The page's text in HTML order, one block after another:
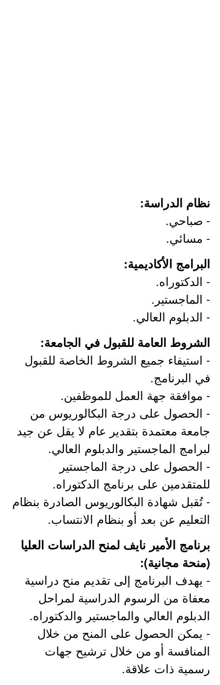
نظام الدراسة:
- صباحي.
- مسائي.
البرامج الأكاديمية:
- الدكتوراه.
- الماجستير.
- الدبلوم العالي.
الشروط العامة للقبول في الجامعة:
- استيفاء جميع الشروط الخاصة للقبول
في البرنامج.
- موافقة جهة العمل للموظفين.
- الحصول على درجة البكالوريوس من
جامعة معتمدة بتقدير عام لا يقل عن جيد
لبرامج الماجستير والدبلوم العالي.
- الحصول على درجة الماجستير
للمتقدمين على برنامج الدكتوراه.
- تُقبل شهادة البكالوريوس الصادرة بنظام
التعليم عن بعد أو بنظام الانتساب.
برنامج الأمير نايف لمنح الدراسات العليا
(منحة مجانية):
- يهدف البرنامج إلى تقديم منح دراسية
معفاة من الرسوم الدراسية لمراحل
الدبلوم العالي والماجستير والدكتوراه.
- يمكن الحصول على المنح من خلال
المنافسة أو من خلال ترشيح جهات
رسمية ذات علاقة.